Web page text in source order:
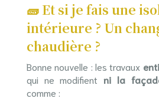
🧱 Et si je fais une
intérieure ? Un
chaudière ?
Bonne nouvelle : les travaux
qui ne modifientni la
comme :